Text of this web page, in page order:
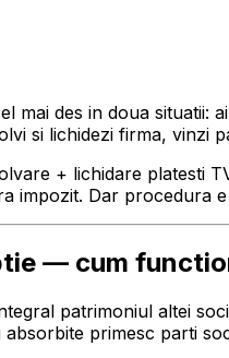
mai des in doua situatii:
si lichidezi firma, vinzi
+ lichidare platesti
impozit. Dar procedura
— cum
patrimoniul altei
absorbite primesc parti